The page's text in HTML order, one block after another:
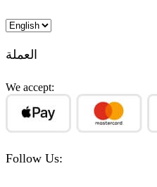
Choose
language
العملة
We accept:
Follow Us: